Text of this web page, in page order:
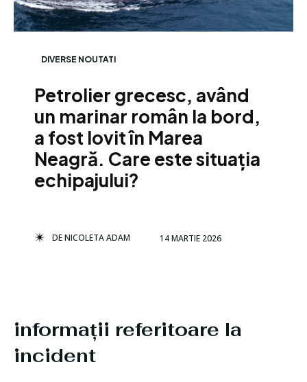
DIVERSE NOUTATI
Petrolier grecesc, având
un marinar român la bord,
a fost lovit în Marea
Neagră. Care este situația
echipajului?
DENICOLETA ADAM 14 MARTIE 2026
informații referitoare la
incident